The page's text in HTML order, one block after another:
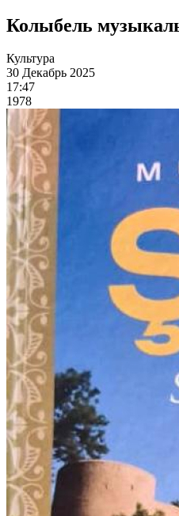
Колыбель
Культура
30 Декабрь 2025
17:47
1978